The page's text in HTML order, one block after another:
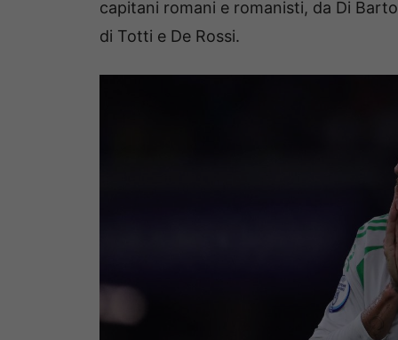
capitani romani e romanisti, da Di
di Totti e De Rossi.